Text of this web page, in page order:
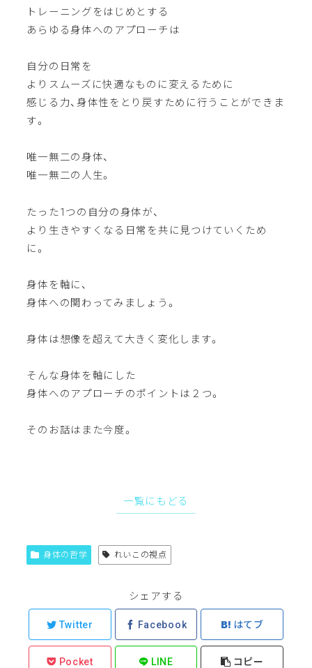
トレーニングをはじめとする
あらゆる身体へのアプローチは
自分の日常を
よりスムーズに快適なものに変えるために
感じる力、身体性をとり戻すために行うことができま
す。
唯一無二の身体、
唯一無二の人生。
たった1つの自分の身体が、
より生きやすくなる日常を共に見つけていくため
に。
身体を軸に、
身体への関わってみましょう。
身体は想像を超えて大きく変化します。
そんな身体を軸にした
身体へのアプローチのポイントは２つ。
そのお話はまた今度。
一覧にもどる
身体の哲学 れいこの視点
シェアする
Twitter Facebook はてブ
Pocket LINE コピー